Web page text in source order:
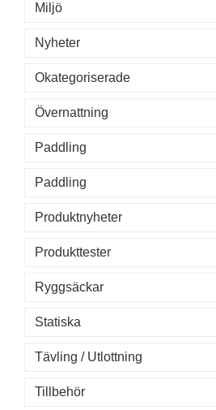
Miljö
Nyheter
Okategoriserade
Övernattning
Paddling
Paddling
Produktnyheter
Produkttester
Ryggsäckar
Statiska
Tävling / Utlottning
Tillbehör